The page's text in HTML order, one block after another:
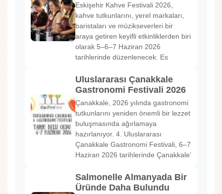
Eskişehir Kahve Festivali 2026,
kahve tutkunlarını, yerel markaları,
baristaları ve müzikseverleri bir
araya getiren keyifli etkinliklerden biri
olarak 5–6–7 Haziran 2026
tarihlerinde düzenlenecek. Es
Uluslararası Çanakkale
Gastronomi Festivali 2026
Çanakkale, 2026 yılında gastronomi
tutkunlarını yeniden önemli bir lezzet
buluşmasında ağırlamaya
hazırlanıyor. 4. Uluslararası
Çanakkale Gastronomi Festivali, 6–7
Haziran 2026 tarihlerinde Çanakkale’
Salmonelle Almanyada Bir
Üründe Daha Bulundu